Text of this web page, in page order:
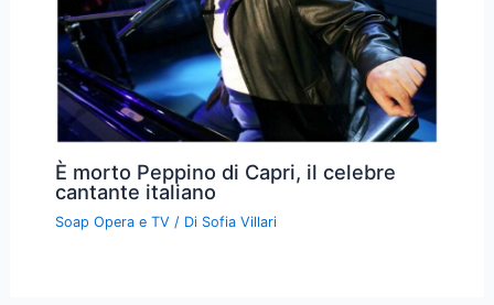
È morto Peppino di Capri, il celebre
cantante italiano
Soap Opera e TV / Di Sofia Villari